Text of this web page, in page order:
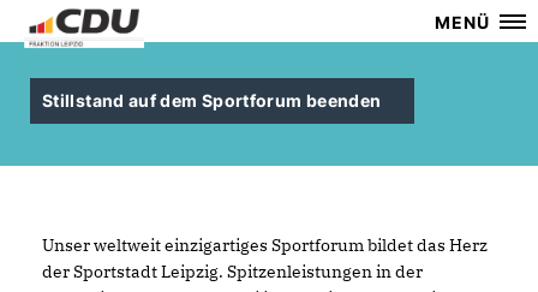
MENÜ
Stillstand auf dem Sportforum beenden
Unser weltweit einzigartiges Sportforum bildet das Herz
der Sportstadt Leipzig. Spitzenleistungen in der